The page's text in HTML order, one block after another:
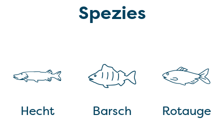
Spezies
Hecht Barsch Rotauge